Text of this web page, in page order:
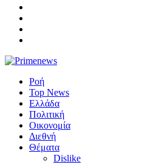
Ροή
Top News
Ελλάδα
Πολιτική
Οικονομία
Διεθνή
Θέματα
Dislike